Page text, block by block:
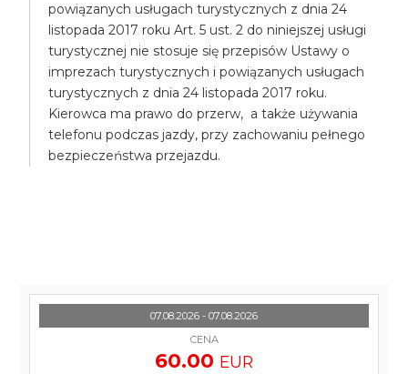
powiązanych usługach turystycznych z dnia 24
listopada 2017 roku Art. 5 ust. 2 do niniejszej usługi
turystycznej nie stosuje się przepisów Ustawy o
imprezach turystycznych i powiązanych usługach
turystycznych z dnia 24 listopada 2017 roku.
Kierowca ma prawo do przerw, a także używania
telefonu podczas jazdy, przy zachowaniu pełnego
bezpieczeństwa przejazdu.
07.08.2026 - 07.08.2026
CENA
60.00 EUR